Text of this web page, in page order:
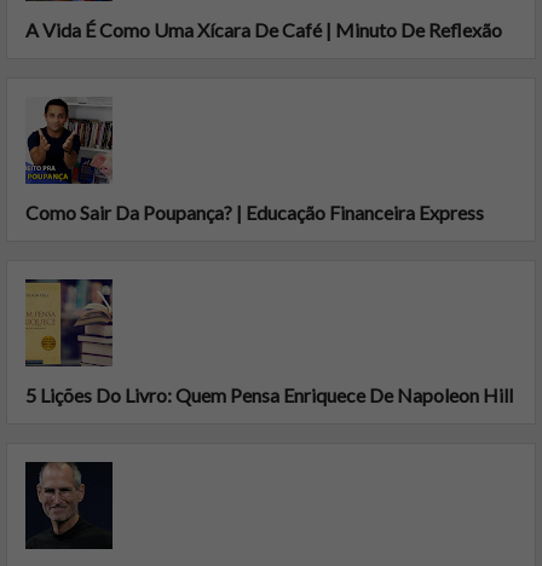
A Vida É Como Uma Xícara De Café | Minuto De Reflexão
Como Sair Da Poupança? | Educação Financeira Express
5 Lições Do Livro: Quem Pensa Enriquece De Napoleon Hill